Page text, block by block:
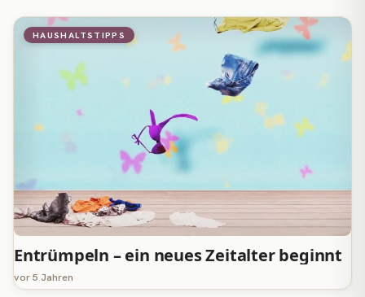
HAUSHALTSTIPPS
Entrümpeln – ein neues Zeitalter beginnt
vor 5 Jahren